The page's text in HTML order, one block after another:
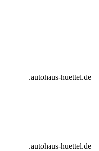
.autohaus-huettel.de
.autohaus-huettel.de